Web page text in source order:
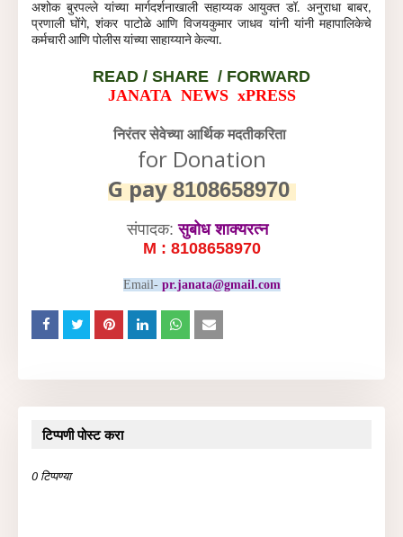
अशोक बुरपल्ले यांच्या मार्गदर्शनाखाली सहाय्यक आयुक्त डॉ. अनुराधा बाबर,
प्रणाली घोंगे, शंकर पाटोळे आणि विजयकुमार जाधव यांनी यांनी महापालिकेचे
कर्मचारी आणि पोलीस यांच्या साहाय्याने केल्या.
READ / SHARE / FORWARD
JANATA NEWS xPRESS
निरंतर सेवेच्या आर्थिक मदतीकरिता
for Donation
G pay8108658970
संपादक:सुबोध शाक्यरत्न
M : 8108658970
Email- pr.janata@gmail.com
टिप्पणी पोस्ट करा
0 टिप्पण्या